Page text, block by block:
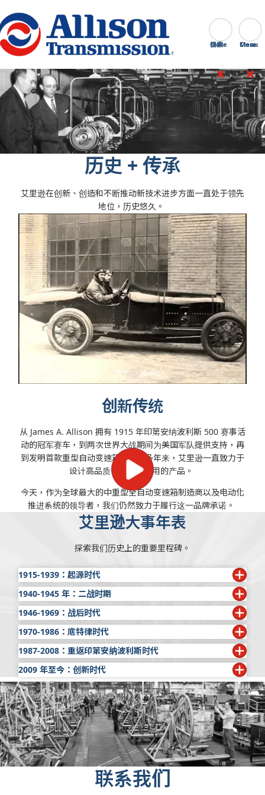
Go Home 搜索
Close
历史 + 传承
艾里逊在创新、创造和不断推动新技术进步方面一直处于领先
地位，历史悠久。
创新传统
从 James A. Allison 拥有 1915 年印第安纳波利斯 500 赛事活
动的冠军赛车，到两次世界大战期间为美国军队提供支持，再
到发明首款重型自动变速箱，100 多年来，艾里逊一直致力于
设计高品质、可靠、耐用的产品。
今天，作为全球最大的中重型全自动变速箱制造商以及电动化
推进系统的领导者，我们仍然致力于履行这一品牌承诺。
艾里逊大事年表
探索我们历史上的重要里程碑。
1915-1939：起源时代
1915年：James A. Allison 为了支持自己在印第安纳波利斯
500 的赛车事业建立了 Speedway Team 公司，该公司最终
发展成为艾里逊变速箱公司。成立伊始，质量和工艺就是公
司经营理念的基础。下面这句话引自 James Allison，体现
了艾里逊的品牌承诺，这句话挂在他店里的一个招牌
上：“凡是冠我之名离开这家店的东西，都必须是最好的作
品”。
1917年：第一次世界大战爆发后的一天，James A. Allison
指示他的 Speedway Team 公司停止所有与赛车相关的活
动，并取消了印第安纳波利斯 500 赛事。Speedway Team
公司通过开发用于运输火炮和战场设备的高速履带式拖拉
机、飞机发动机、坦克部件、坦克履带、量产增压器和减速
箱，支持美国为战争做出的努力。
：Speedway Team 公司更名为艾里逊工程公司，以
1940-1945 年：二战时期
1941 年： 12 月 7 日，珍珠港遭到袭击，美国加入第二次世
界大战。通用汽车公司艾里逊分部的 V1710 型、V3420 型
及其变型应召为美国陆军航空队和盟国空军提供支持。产量
攀升至每月 1,000 台发动机。在珍珠港事件之前，每月的产
能为 225 台发动机。
1943 年：随着妇女加入劳动大军以支持战事，通用汽车公
司艾里逊分部的女性员工人数达到了创纪录的水平，超过了
员工总数的 30%。月产量达到约 3,000 台发动机的峰值，
员工总数达到 23,019 人，创历史最高。
1946-1969：战后时代
1947：战后，艾里逊正式进入商用变速箱领域。第一台艾里
逊“V”型（角传动）变速箱运往通用汽车卡车和客车事业部。
30 多年来，配备艾里逊变速箱的 GM 客车在北美地区运送
数百万乘客。
1956 年：通用汽车公司艾里逊分部完成了六速设计，为雪
佛兰中型卡车配备了艾里逊液力缓速器。公司还推出了第一
款公路用自动变速箱 CTP4，采用四元件变扭器、六个前进
挡和一个倒挡。通用汽车、福特和道奇商用卡车是首批配备
该款变速箱的车辆。
1969 年：艾里逊发布了新型四速 AT540，这是第一款用于
中型卡车的自动变速箱。
1970-1986：底特律时代
1973 年：通用汽车公司的艾里逊分部和底特律柴油机分部
合并为底特律柴油机艾里逊分部后，该公司推出的
CLTB750 成为美国第一款用于大型卡车、铲运机和其他重
型非公路车辆的全自动变速箱。此外，全自动变速箱成为大
多数美国陆军卡车的标配动力系统，成为艾里逊的一个重要
里程碑。
1975 年：自 1950 年以来，首款新型公交客车变速箱问
世：三速全自动 V730。数十万台 V730 变速箱最终将为北
美各地的城市公交车提供动力。
：艾里逊推出 HT 747™ 变速箱，这是首款专为铰接
1987-2008：重返印第安纳波利斯时代
1988 年：艾里逊发布了适用于 A 级房车的 AT 542™ 变速
箱。这款变速箱的变型仍在为北美的大多数房车提供动力。
1999 年：通用汽车公司和艾里逊变速箱公司为纽约市交通
局启动了一项电动混合动力公交车计划。此外，公司还成立
了新的艾里逊电驱技术开发中心。
2003 年：艾里逊变速箱公司与通用汽车动力总成部门合
并，后者负责设计和制造发动机、变速箱、铸造件和零部
件。艾里逊用于城市公交车的 H 40/50 EP 电动混合动力推
2009 年至今：创新时代
2012 年：艾里逊变速箱控股公司开始在纽约证券交易所上
市交易，股票代码为 ALSN。首席执行官 Lawrence E.
Dewey 向投资者表示，公司将实施多项优先战略，包括扩
大全球市场领导地位、提高新兴市场渗透率、专注于新技术
和产品开发以及兑现强劲的财务业绩。
2020 年：车辆电气化与环境测试中心在艾里逊的印第安纳
波利斯园区投入使用，可提供不受季节影响、不依赖特定电
源的测试环境。此外，艾里逊还宣布推出用于公交车的下一
联系我们